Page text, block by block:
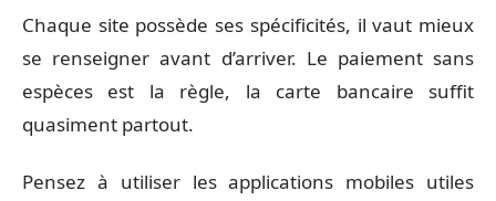
Chaque site possède ses spécificités, il vaut mieux
se renseigner avant d’arriver. Le paiement sans
espèces est la règle, la carte bancaire suffit
quasiment partout.
Pensez à utiliser les applications mobiles utiles